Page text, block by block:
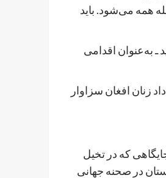
همه می‌شود. باید
ـ به‌عنوان اقدامی
زنان افغان سزاوار
که در تخیل
در صحنه جهانی